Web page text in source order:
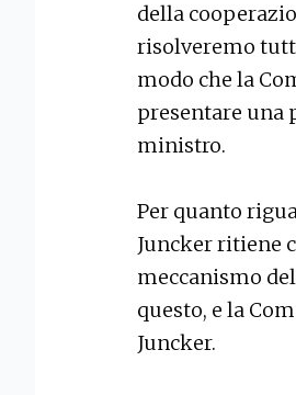
della
risolveremo
modo che la
presentare una
ministro.
Per quanto
Juncker ritiene
meccanismo
questo, e la
Juncker.